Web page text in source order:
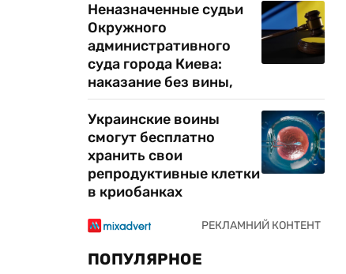
Неназначенные судьи
Окружного
административного
суда города Киева:
наказание без вины,
Украинские воины
смогут бесплатно
хранить свои
репродуктивные клетки
в криобанках
ПОПУЛЯРНОЕ